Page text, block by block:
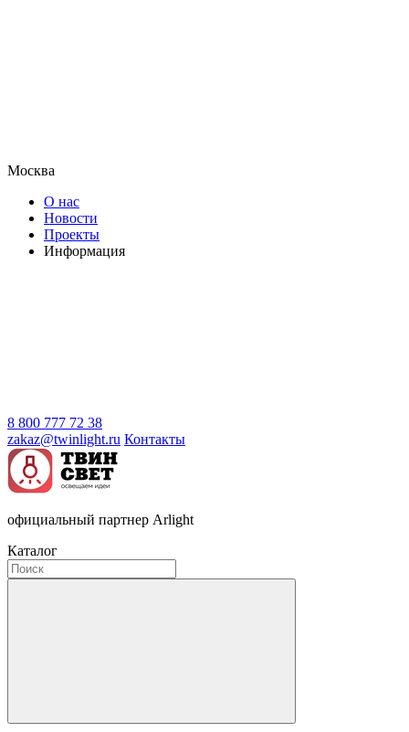
Москва
О нас
Новости
Проекты
Информация
8 800 777 72 38
zakaz@twinlight.ru Контакты
официальный партнер Arlight
Каталог